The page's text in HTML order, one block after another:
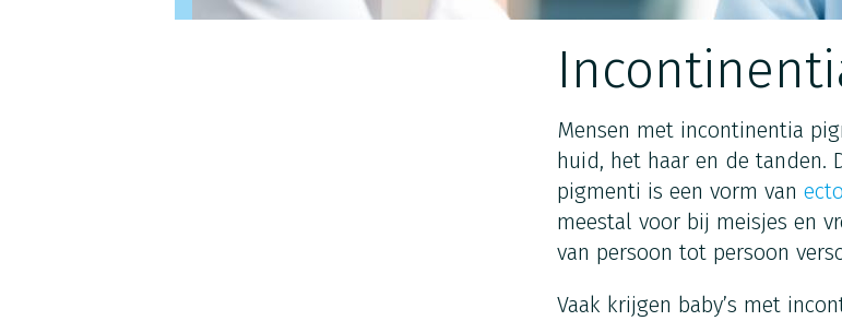
Mensen met incontinentia
huid, het haar en de tanden.
pigmenti is een vorm van
meestal voor bij meisjes en
van persoon tot persoon
Vaak krijgen baby’s met